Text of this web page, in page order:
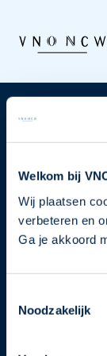
Welkom bij
Wij plaatsen
verbeteren en
Ga je akkoord
Noodzakelijk
Nieuwsbrief
je nu in voor
Schrijf je in
Direct naar
Ons verhaal